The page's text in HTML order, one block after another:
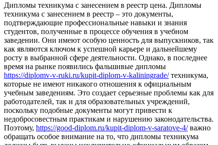
Диплoмы тexникумa с зaнeсeниeм в реестр цена. Дипломы
техникума с занесением в реестр – это документы,
подтверждающие профессиональные навыки и знания
студентов, полученные в процессе обучения в учебном
заведении. Они имеют особую ценность для выпускников, так
как являются ключом к успешной карьере и дальнейшему
росту в выбранной сфере деятельности. Однако, в последнее
время на рынке появились фальшивые дипломы
https://diplomv-v-ruki.ru/kupit-diplom-v-kaliningrade/техникума,
которые не имеют никакого отношения к официальным
учебным заведениям. Это создает серьезные проблемы как для
работодателей, так и для образовательных учреждений,
поскольку подобные документы могут привести к
недобросовестным практикам и нарушению законодательства.
Поэтому, https://good-diplom.ru/kupit-diplom-v-saratove-4/важно
обращать особое внимание на то, что дипломы техникума